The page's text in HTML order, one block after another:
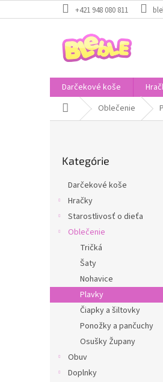
na
+421 948 080 811
Darčekové koše
Domov Oblečenie
kategórie
Kategórie
Darčekové koše
Hračky
Starostlivosť o dieťa
Oblečenie
Tričká
Šaty
Nohavice
Plavky
Čiapky a šiltovky
Ponožky a pančuchy
Osušky Župany
Obuv
Doplnky